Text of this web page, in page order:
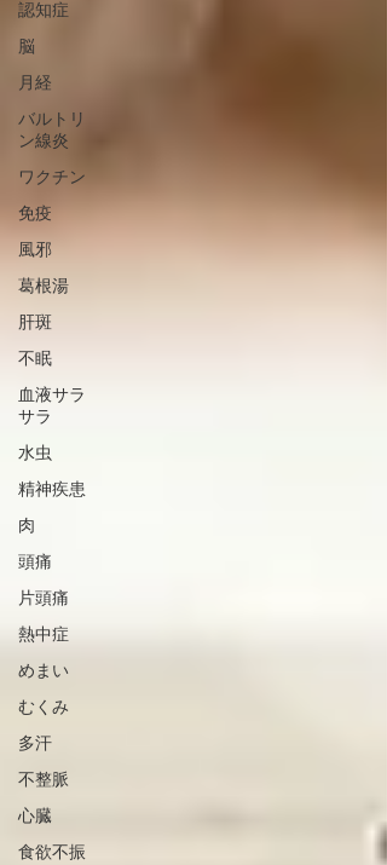
認知症
脳
月経
バルトリ
ン線炎
ワクチン
免疫
風邪
葛根湯
肝斑
不眠
血液サラ
サラ
水虫
精神疾患
肉
頭痛
片頭痛
熱中症
めまい
むくみ
多汗
不整脈
心臓
食欲不振